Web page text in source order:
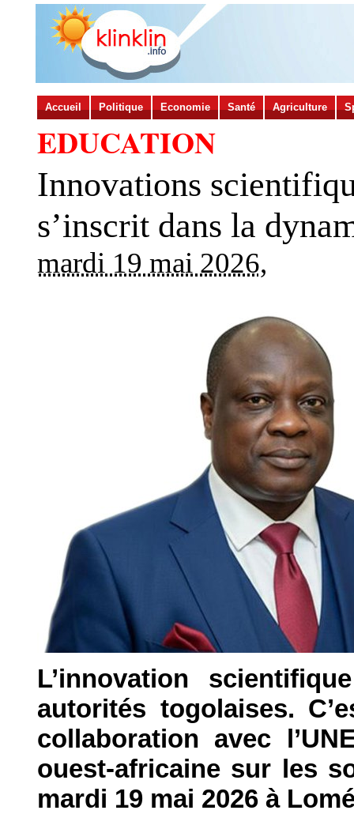
Accueil Politique Economie Santé Agriculture
EDUCATION
Innovations
s’inscrit dans la
mardi 19 mai 2026,
L’innovation
autorités togolaises.
collaboration avec
ouest-africaine sur les
mardi 19 mai 2026 à